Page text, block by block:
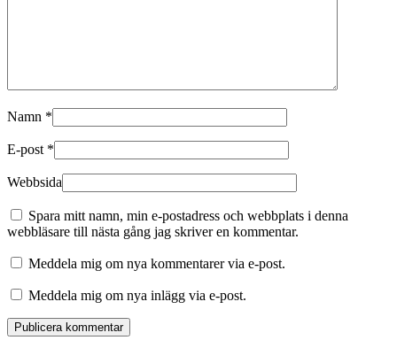
Namn *
E-post *
Webbsida
Spara mitt namn, min e-postadress och webbplats i denna
webbläsare till nästa gång jag skriver en kommentar.
Meddela mig om nya kommentarer via e-post.
Meddela mig om nya inlägg via e-post.